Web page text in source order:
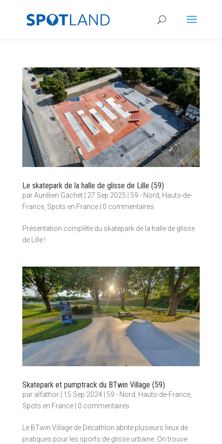
Le skatepark de la halle de glisse de Lille (59)
parAurélien Gachet| 27 Sep 2025 59 - Nord Hauts-de-
France, Spots en France| 0 commentaires
Présentation complète du skatepark de la halle de glisse
de Lille !
Skatepark et pumptrack du BTwin Village (59)
par alfathor| 15 Sep 2024| 59 - Nord, Hauts-de-France,
Spots en France| 0 commentaires
Le BTwin Village de Décathlon abrite plusieurs lieux de
pratiques pour les sports de glisse urbaine. On trouve